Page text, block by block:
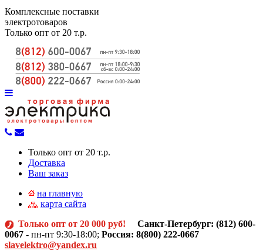
Комплексные поставки
электротоваров
Только опт от 20 т.р.
Только опт от 20 т.р.
Доставка
Ваш заказ
на главную
карта сайта
Только опт от 20 000 руб! Санкт-Петербург: (812) 600-
0067 - пн-пт 9:30-18:00; Россия: 8(800) 222-0667
slavelektro@yandex.ru